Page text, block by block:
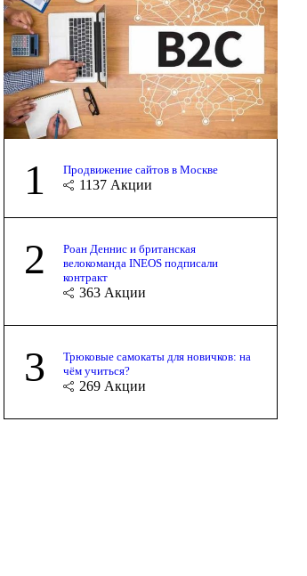
1 Продвижение сайтов в Москве
1137 Акции
2
Роан Деннис и британская
велокоманда INEOS подписали
контракт
363 Акции
3
Трюковые самокаты для новичков: на
чём учиться?
269 Акции